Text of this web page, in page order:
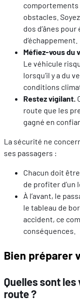
obstacles.
dos d’ânes
d’échappement.
Méfiez-vous du
Le véhicule
lorsqu’il y a du
conditions
Restez vigilant.
route que les
gagné en
La sécurité ne
ses passagers :
Chacun doit
de profiter d’un
À l’avant, le
le tableau de
accident, ce
conséquences.
Bien préparer
Quelles sont
route ?